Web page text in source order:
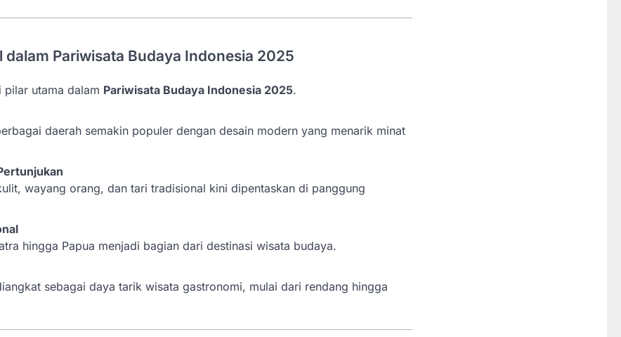
Pariwisata Budaya Indonesia 2025
pilar utama dalam Pariwisata Budaya Indonesia 2025.
daerah semakin populer dengan desain modern yang menarik minat
wayang orang, dan tari tradisional kini dipentaskan di panggung
hingga Papua menjadi bagian dari destinasi wisata budaya.
sebagai daya tarik wisata gastronomi, mulai dari rendang hingga